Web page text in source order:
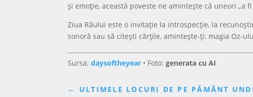
și emoție, această poveste ne amintește că uneori
Ziua Răului este o invitație la introspecție, la
sonoră sau să citești cărțile, amintește-ți: magia Oz-
Sursa:daysoftheyear • Foto:generata cu AI
← ULTIMELE LOCURI DE PE PĂMÂNT